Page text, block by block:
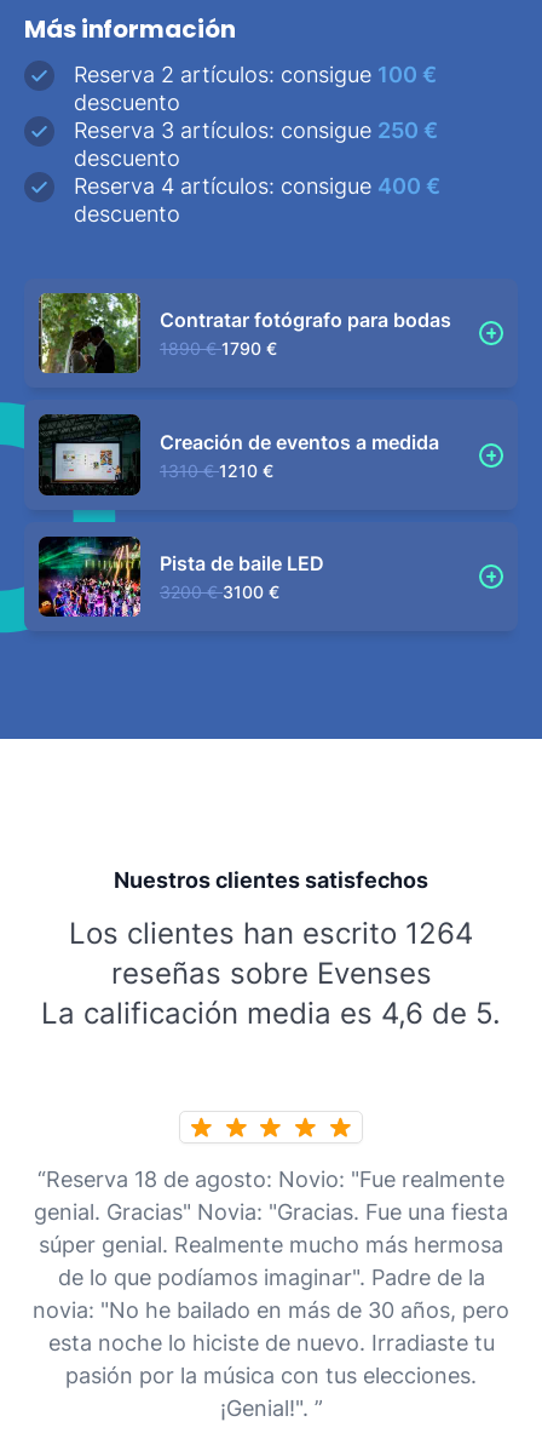
Más información
Reserva 2 artículos: consigue 100 €
descuento
Reserva 3 artículos: consigue 250 €
descuento
Reserva 4 artículos: consigue 400 €
descuento
Contratar fotógrafo para bodas
1890 € 1790 €
Creación de eventos a medida
1310 € 1210 €
Pista de baile LED
3200 € 3100 €
Nuestros clientes satisfechos
Los clientes han escrito 1264
reseñas sobre Evenses
La calificación media es 4,6 de 5.
“Reserva 18 de agosto: Novio: "Fue realmente
genial. Gracias" Novia: "Gracias. Fue una fiesta
súper genial. Realmente mucho más hermosa
de lo que podíamos imaginar". Padre de la
novia: "No he bailado en más de 30 años, pero
esta noche lo hiciste de nuevo. Irradiaste tu
pasión por la música con tus elecciones.
¡Genial!". ”